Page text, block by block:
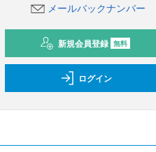
メールバックナンバー
新規会員登録 無料
ログイン